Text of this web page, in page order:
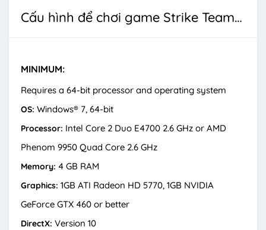
Cấu hình để chơi game Strike Team Hydra
MINIMUM:
Requires a 64-bit processor and operating system
OS: Windows® 7, 64-bit
Processor: Intel Core 2 Duo E4700 2.6 GHz or AMD
Phenom 9950 Quad Core 2.6 GHz
Memory: 4 GB RAM
Graphics: 1GB ATI Radeon HD 5770, 1GB NVIDIA
GeForce GTX 460 or better
DirectX: Version 10